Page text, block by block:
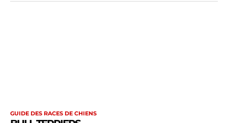
GUIDE DES RACES DE CHIENS